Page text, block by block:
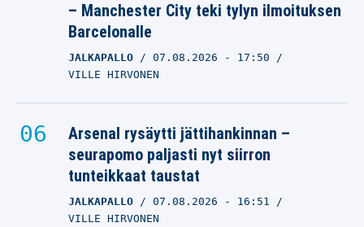
– Manchester City teki tylyn ilmoituksen
Barcelonalle
JALKAPALLO 07.08.2026 - 17:50
VILLE HIRVONEN
Arsenal rysäytti jättihankinnan –
seurapomo paljasti nyt siirron
tunteikkaat taustat
JALKAPALLO 07.08.2026 - 16:51
VILLE HIRVONEN